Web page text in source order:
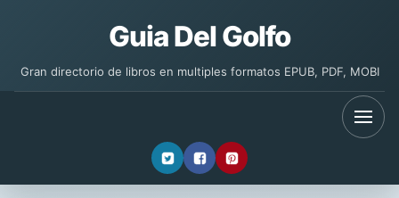
Guia Del Golfo
Gran directorio de libros en multiples formatos EPUB, PDF, MOBI